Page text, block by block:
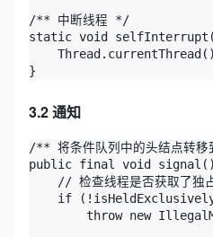
/** 中断线程 */
static void
3.2 通知
/** 将条件队列中的头结点转
public final void
// 检查线程是否获取了独
if
throw new